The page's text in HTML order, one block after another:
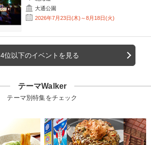
大通公園
2026年7月23日(木)～8月18日(火)
4位以下のイベントを見る
テーマWalker
テーマ別特集をチェック